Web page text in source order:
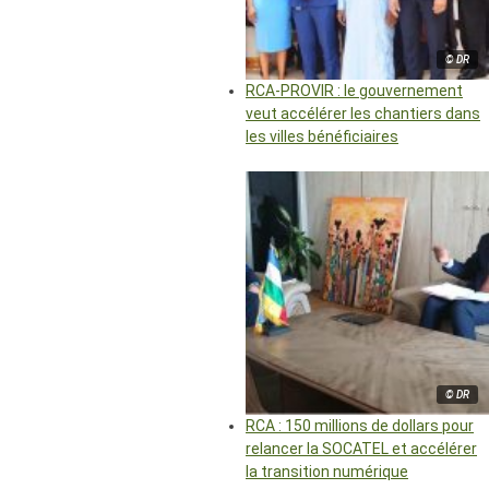
© DR
RCA-PROVIR : le gouvernement
veut accélérer les chantiers dans
les villes bénéficiaires
© DR
RCA : 150 millions de dollars pour
relancer la SOCATEL et accélérer
la transition numérique